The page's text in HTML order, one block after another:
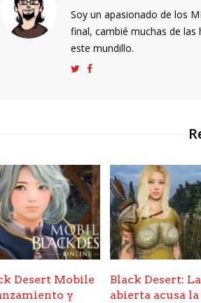
Soy un apasionado de los
final, cambié muchas de
este mundillo.
Desert Mobile
y
Black Desert:
abierta acusa